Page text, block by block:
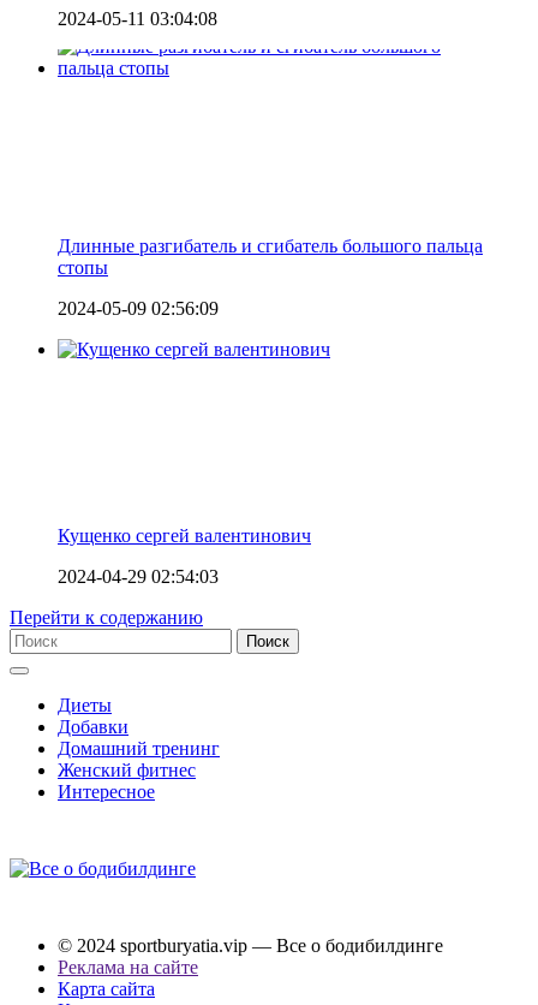
2024-05-11 03:04:08
Длинные разгибатель и сгибатель большого пальца
стопы
2024-05-09 02:56:09
Кущенко сергей валентинович
2024-04-29 02:54:03
Перейти к содержанию
Диеты
Добавки
Домашний тренинг
Женский фитнес
Интересное
© 2024 sportburyatia.vip — Все о бодибилдинге
Реклама на сайте
Карта сайта